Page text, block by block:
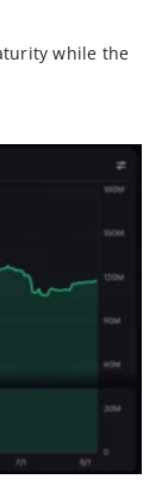
while the